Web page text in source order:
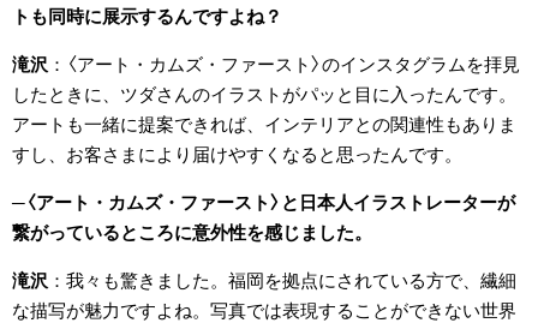
トも同時に展示するんですよね？
滝沢
〈アート・カムズ・ファースト〉のインスタグラムを拝見
したときに、ツダさんのイラストがパッと目に入ったんです。
アートも一緒に提案できれば、インテリアとの関連性もありま
すし、お客さまにより届けやすくなると思ったんです。
〈アート・カムズ・ファースト〉と日本人イラストレーターが
繋がっているところに意外性を感じました。
滝沢
我々も驚きました。福岡を拠点にされている方で、繊細
な描写が魅力ですよね。写真では表現することができない世界